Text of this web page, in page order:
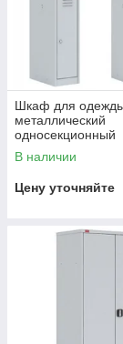
Шкаф для
металлический
односекционный
В наличии
Цену уточняйте